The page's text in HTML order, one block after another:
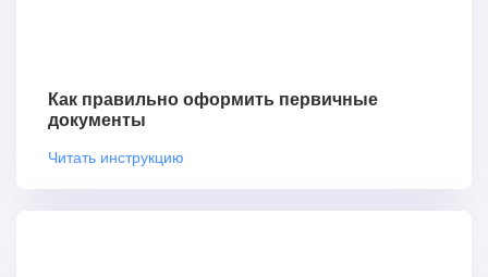
Как правильно оформить первичные
документы
Читать инструкцию